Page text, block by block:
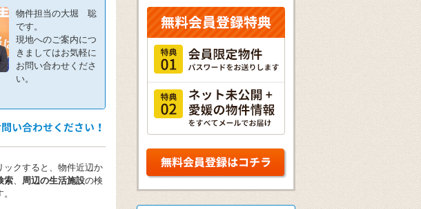
物件担当の大堀 聡
です。
現地へのご案内につ
きましてはお気軽に
お問い合わせくださ
い。
ックすると、物件近辺か
索、 周辺の生活施設の検